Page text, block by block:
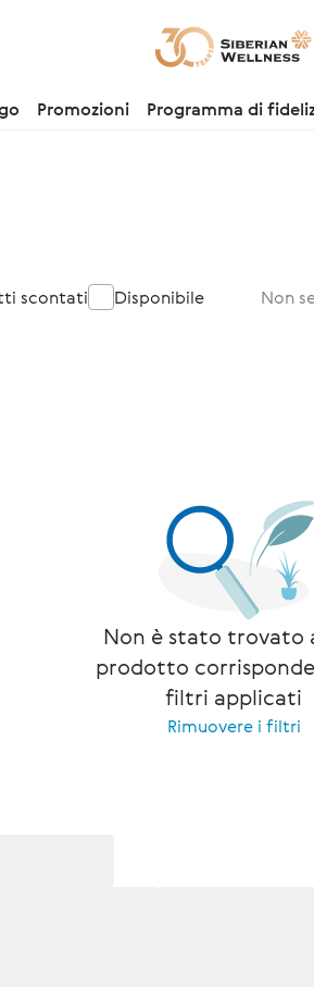
Promozioni Programma di
Non
scontati Disponibile
Non è stato trovato
prodotto
filtri applicati
Rimuovere i filtri